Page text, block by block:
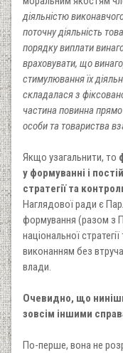
діяльністю
поточну діяльність
порядку виплати
враховувати, що
стимулювання їх
складалася з
частина повинна прямо
особи та товариства
Якщо узагальнити, то
у формуванні і
стратегії та
Наглядової ради є
формування (разом з
національної
виконанням без
влади.
Очевидно, що
зовсім іншими
По-перше, вона не